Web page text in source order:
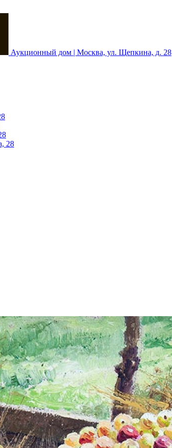
Аукционный дом | Москва, ул. Щепкина, д. 28
28